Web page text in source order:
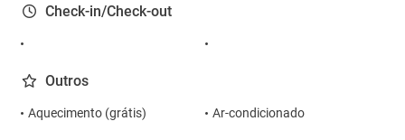
Check-in/Check-out
Outros
Aquecimento (grátis) Ar-condicionado